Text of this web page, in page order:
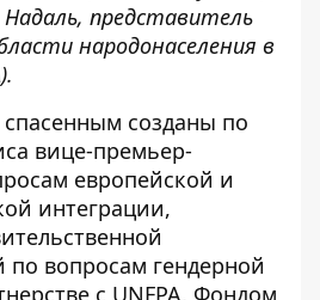
представитель
народонаселения в
созданы по
вице-премьер-
европейской и
интеграции,
вопросам гендерной
с UNFPA, Фондом